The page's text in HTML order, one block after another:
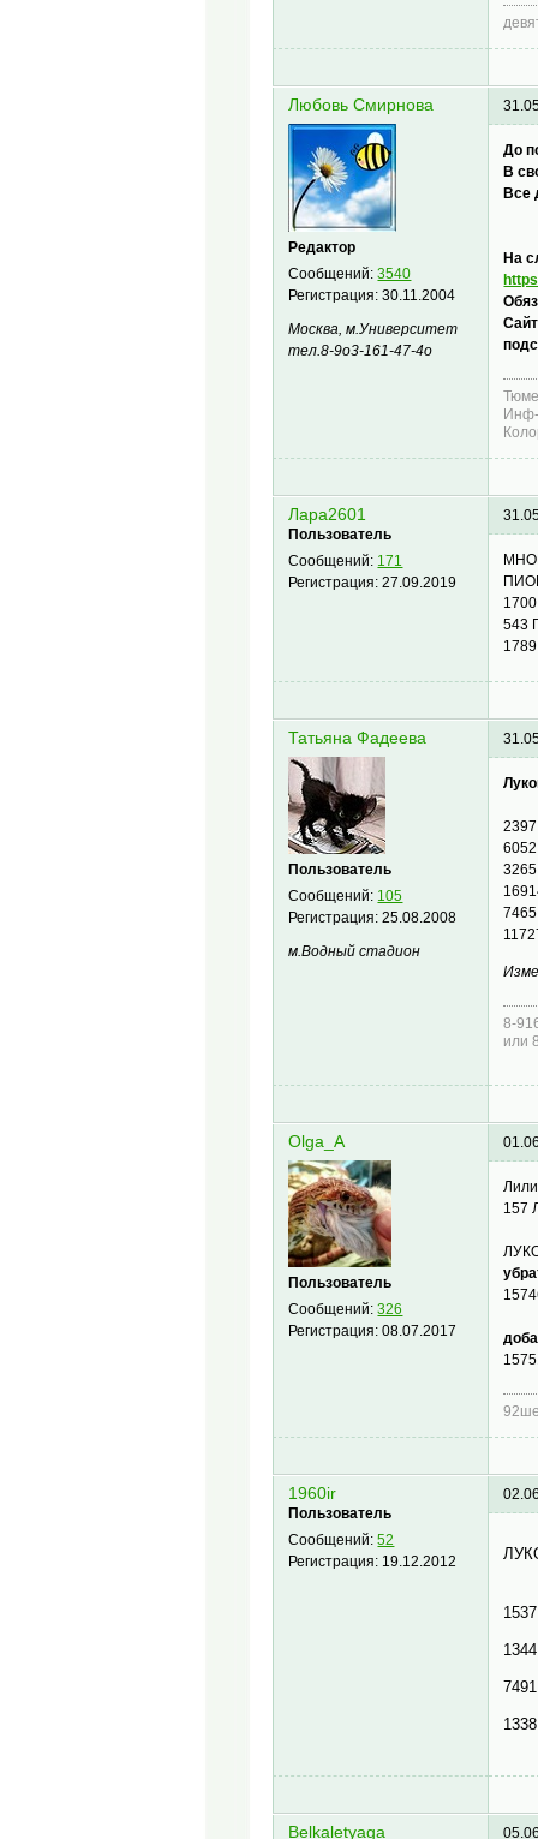
Любовь Смирнова
Редактор
Сообщений:3540
Регистрация:30.11.2004
Москва, м.Университет
тел.8-9о3-161-47-4о
До
В
Все
На
Лара2601
Пользователь
Сообщений: 171
Регистрация:27.09.2019
543
Татьяна Фадеева
Пользователь
Сообщений: 105
Регистрация:25.08.2008
м.Водный стадион
8-
или
Olga_A
Пользователь
Сообщений:326
Регистрация:08.07.2017
157
1960ir
Пользователь
Сообщений:52
Регистрация: 19.12.2012
Belkaletyaga